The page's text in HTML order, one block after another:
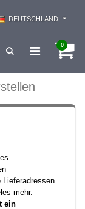
DEUTSCHLAND
0
Lieferadressen
mehr.
ein